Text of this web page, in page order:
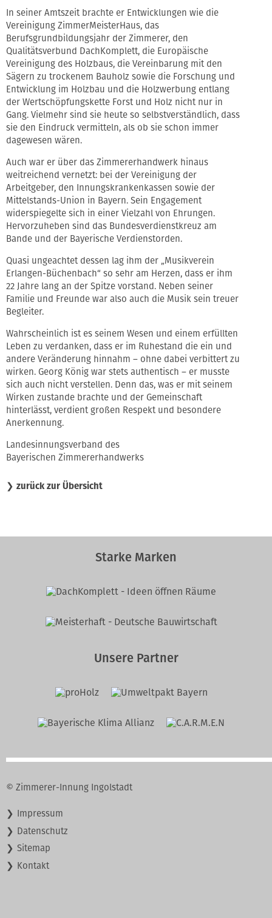
In seiner Amtszeit brachte er Entwicklungen wie die
Vereinigung ZimmerMeisterHaus, das
Berufsgrundbildungsjahr der Zimmerer, den
Qualitätsverbund DachKomplett, die Europäische
Vereinigung des Holzbaus, die Vereinbarung mit den
Sägern zu trockenem Bauholz sowie die Forschung und
Entwicklung im Holzbau und die Holzwerbung entlang
der Wertschöpfungskette Forst und Holz nicht nur in
Gang. Vielmehr sind sie heute so selbstverständlich, dass
sie den Eindruck vermitteln, als ob sie schon immer
dagewesen wären.
Auch war er über das Zimmererhandwerk hinaus
weitreichend vernetzt: bei der Vereinigung der
Arbeitgeber, den Innungskrankenkassen sowie der
Mittelstands-Union in Bayern. Sein Engagement
widerspiegelte sich in einer Vielzahl von Ehrungen.
Hervorzuheben sind das Bundesverdienstkreuz am
Bande und der Bayerische Verdienstorden.
Quasi ungeachtet dessen lag ihm der „Musikverein
Erlangen-Büchenbach“ so sehr am Herzen, dass er ihm
22 Jahre lang an der Spitze vorstand. Neben seiner
Familie und Freunde war also auch die Musik sein treuer
Begleiter.
Wahrscheinlich ist es seinem Wesen und einem erfüllten
Leben zu verdanken, dass er im Ruhestand die ein und
andere Veränderung hinnahm – ohne dabei verbittert zu
wirken. Georg König war stets authentisch – er musste
sich auch nicht verstellen. Denn das, was er mit seinem
Wirken zustande brachte und der Gemeinschaft
hinterlässt, verdient großen Respekt und besondere
Anerkennung.
Landesinnungsverband des
Bayerischen Zimmererhandwerks
❯ zurück zur Übersicht
Starke Marken
Unsere Partner
© Zimmerer-Innung Ingolstadt
Navigation
Impressum
Datenschutz
Sitemap
Kontakt